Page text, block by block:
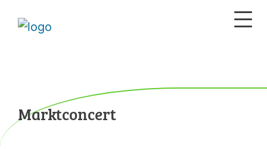
Marktconcert